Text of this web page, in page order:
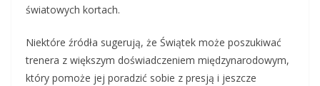
światowych kortach.
Niektóre źródła sugerują, że Świątek może poszukiwać
trenera z większym doświadczeniem międzynarodowym,
który pomoże jej poradzić sobie z presją i jeszcze